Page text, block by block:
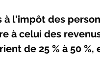
à l'impôt des
à celui des
de 25 % à 50